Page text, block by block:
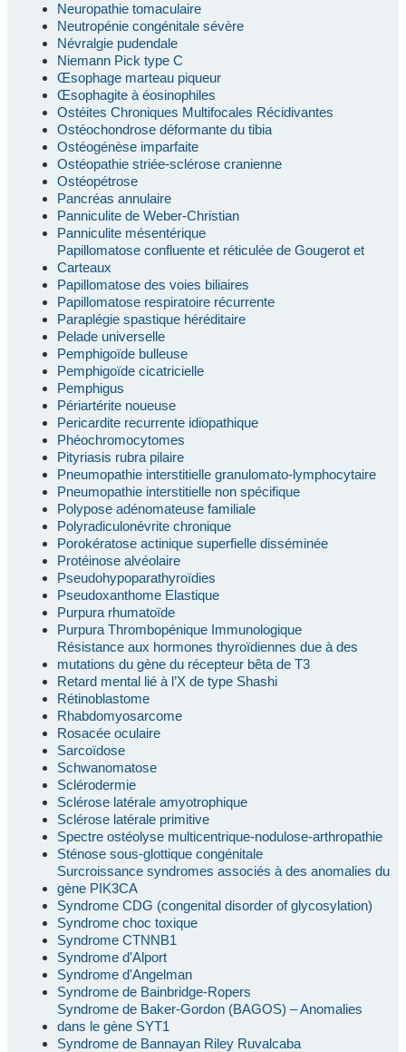
Neuropathie tomaculaire
Neutropénie congénitale sévère
Névralgie pudendale
Niemann Pick type C
Œsophage marteau piqueur
Œsophagite à éosinophiles
Ostéites Chroniques Multifocales Récidivantes
Ostéochondrose déformante du tibia
Ostéogénèse imparfaite
Ostéopathie striée-sclérose cranienne
Ostéopétrose
Pancréas annulaire
Panniculite de Weber-Christian
Panniculite mésentérique
Papillomatose confluente et réticulée de Gougerot et
Carteaux
Papillomatose des voies biliaires
Papillomatose respiratoire récurrente
Paraplégie spastique héréditaire
Pelade universelle
Pemphigoïde bulleuse
Pemphigoïde cicatricielle
Pemphigus
Périartérite noueuse
Pericardite recurrente idiopathique
Phéochromocytomes
Pityriasis rubra pilaire
Pneumopathie interstitielle granulomato-lymphocytaire
Pneumopathie interstitielle non spécifique
Polypose adénomateuse familiale
Polyradiculonévrite chronique
Porokératose actinique superfielle disséminée
Protéinose alvéolaire
Pseudohypoparathyroïdies
Pseudoxanthome Elastique
Purpura rhumatoïde
Purpura Thrombopénique Immunologique
Résistance aux hormones thyroïdiennes due à des
mutations du gène du récepteur bêta de T3
Retard mental lié à l’X de type Shashi
Rétinoblastome
Rhabdomyosarcome
Rosacée oculaire
Sarcoïdose
Schwanomatose
Sclérodermie
Sclérose latérale amyotrophique
Sclérose latérale primitive
Spectre ostéolyse multicentrique-nodulose-arthropathie
Sténose sous-glottique congénitale
Surcroissance syndromes associés à des anomalies du
gène PIK3CA
Syndrome CDG (congenital disorder of glycosylation)
Syndrome choc toxique
Syndrome CTNNB1
Syndrome d'Alport
Syndrome d'Angelman
Syndrome de Bainbridge-Ropers
Syndrome de Baker-Gordon (BAGOS) – Anomalies
dans le gène SYT1
Syndrome de Bannayan Riley Ruvalcaba